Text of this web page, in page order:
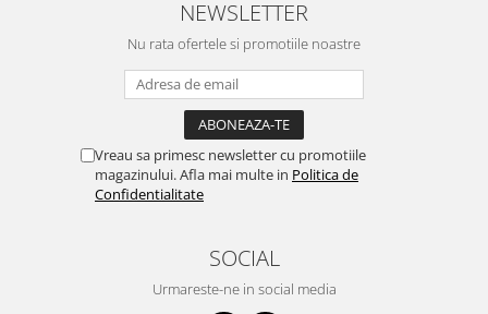
NEWSLETTER
Nu rata ofertele si promotiile noastre
Vreau sa primesc newsletter cu promotiile
magazinului. Afla mai multe in Politica de
Confidentialitate
SOCIAL
Urmareste-ne in social media